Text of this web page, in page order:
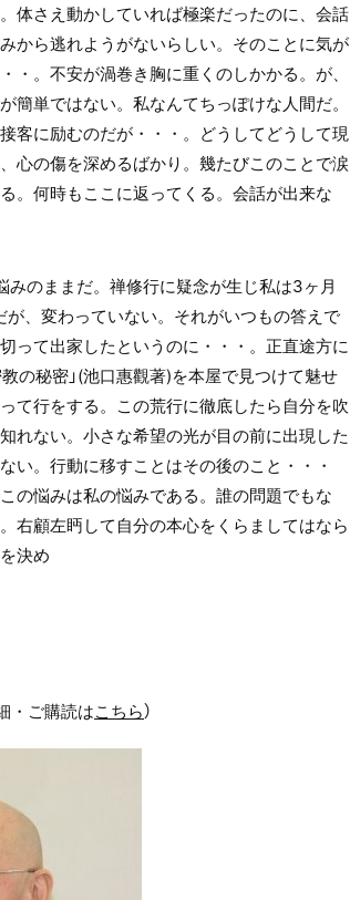
体さえ動かしていれば極楽だったのに、会話
から逃れようがないらしい。そのことに気が
。不安が渦巻き胸に重くのしかかる。が、
単ではない。私なんてちっぽけな人間だ。
客に励むのだが・・・。どうしてどうして現
心の傷を深めるばかり。幾たびこのことで涙
。何時もここに返ってくる。会話が出来な
のままだ。禅修行に疑念が生じ私は3ヶ月
、変わっていない。それがいつもの答えで
って出家したというのに・・・。正直途方に
の秘密」(池口惠觀著)を本屋で見つけて魅せ
て行をする。この荒行に徹底したら自分を吹
れない。小さな希望の光が目の前に出現した
い。行動に移すことはその後のこと・・・
の悩みは私の悩みである。誰の問題でもな
右顧左眄して自分の本心をくらましてはなら
決め
・ご購読はこちら）